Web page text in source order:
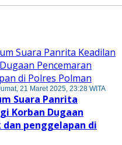
21 Maret 2025, 23:28 WITA
Suara Panrita
Korban Dugaan
dan penggelapan di